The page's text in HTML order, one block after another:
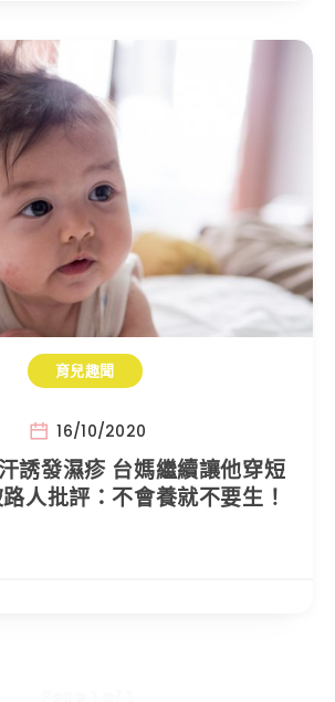
育兒趣聞
16/10/2020
誘發濕疹 台媽繼續讓他穿短
人批評：不會養就不要生！